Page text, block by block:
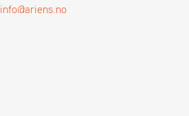
info@ariens.no